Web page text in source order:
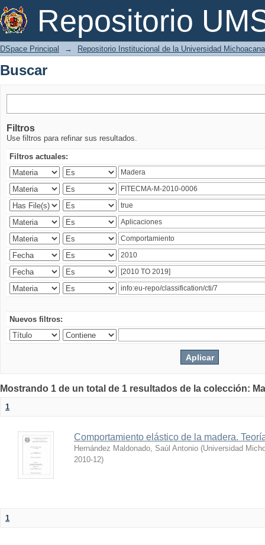
Repositorio
Buscar
DSpace Principal → Repositorio Institucional de la Universidad
Buscar
Filtros
Use filtros para refinar sus resultados.
Filtros actuales:
Nuevos filtros:
Mostrando 1 de un total de 1 resultados de la colección:
1
Comportamiento elástico de la madera.
Hernández Maldonado, Saúl Antonio (Universidad
2010-12)
1